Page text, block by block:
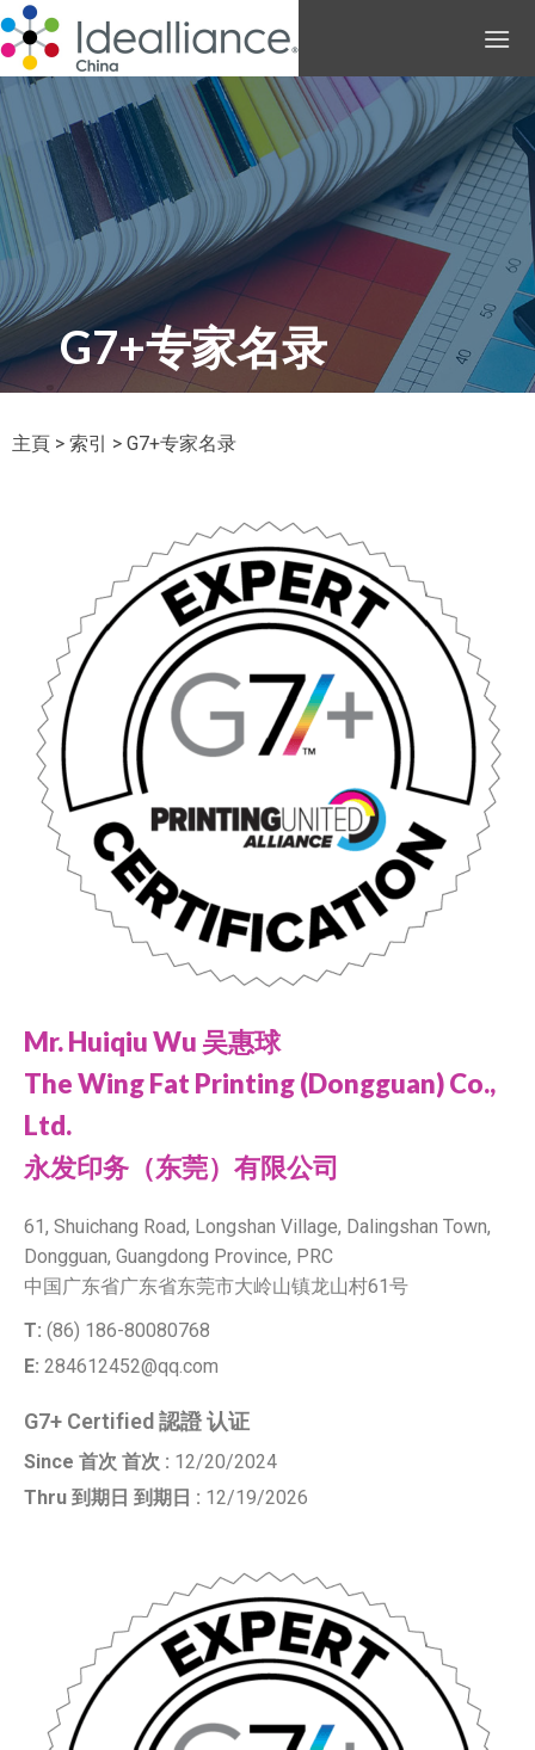
G7+专家名录
主頁 > 索引 > G7+专家名录
Mr. Huiqiu Wu 吴惠球
The Wing Fat Printing (Dongguan) Co.,
Ltd.
永发印务（东莞）有限公司
61, Shuichang Road, Longshan Village, Dalingshan Town,
Dongguan, Guangdong Province, PRC
中国广东省广东省东莞市大岭山镇龙山村61号
T: (86) 186-80080768
E: 284612452@qq.com
G7+ Certified 認證 认证
Since 首次 首次 : 12/20/2024
Thru 到期日 到期日 : 12/19/2026